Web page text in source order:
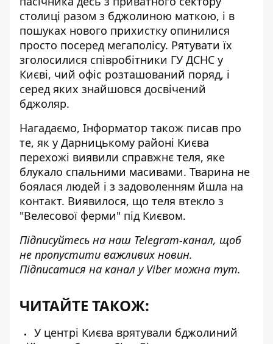
столиці разом з бджолиною маткою, і в
пошуках нового прихистку опинилися
просто посеред мегаполісу. Рятувати їх
зголосилися співробітники ГУ ДСНС у
Києві, чий офіс розташований поряд, і
серед яких знайшовся досвічений
бджоляр.
Нагадаємо, Інформатор також писав про
те, як у Дарницькому районі Києва
перехожі виявили справжнє теля, яке
блукало спальними масивами. Тварина не
боялася людей і з задоволенням йшла на
контакт. Виявилося, що теля втекло з
"Велесової ферми" під Києвом.
Підписуйтесь на наш Telegram-канал, щоб
не пропустити важливих новин.
Підписатися на канал у Viber можна тут.
ЧИТАЙТЕ ТАКОЖ:
У центрі Києва врятували бджолиний